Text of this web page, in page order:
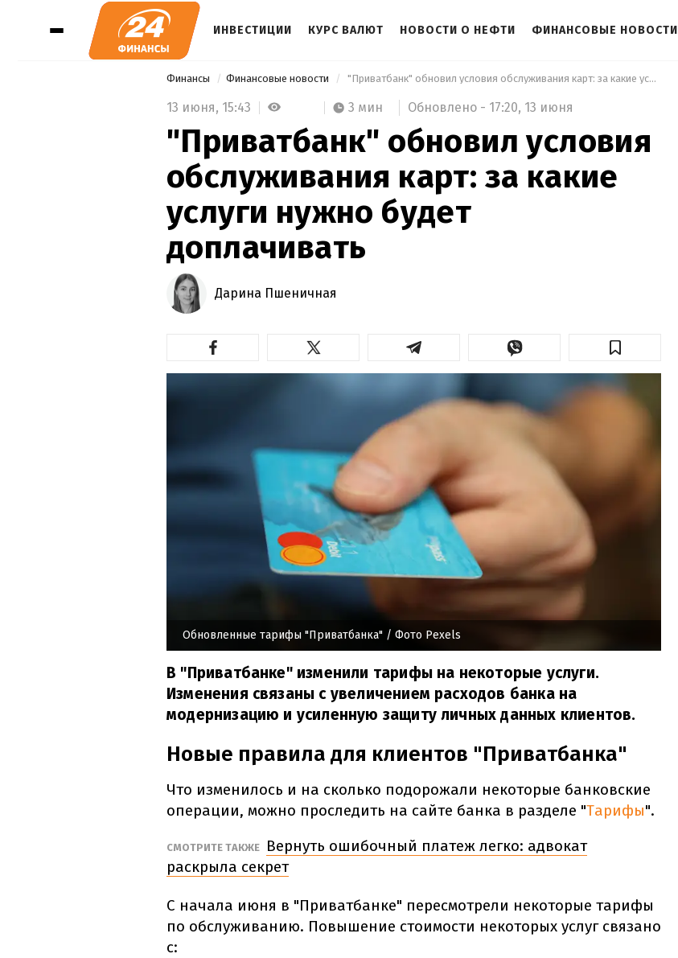
ИНВЕСТИЦИИ КУРС ВАЛЮТ НОВОСТИ О НЕФТИ ФИНАНСОВЫЕ НОВОСТИ
Финансы Финансовые новости "Приватбанк" обновил условия обслуживания карт: за какие услуги нужно будет доплачивать
13 июня, 15:43 3 мин Обновлено - 17:20, 13 июня
"Приватбанк" обновил условия
обслуживания карт: за какие
услуги нужно будет
доплачивать
Дарина Пшеничная
Обновленные тарифы "Приватбанка" / Фото Pexels
В "Приватбанке" изменили тарифы на некоторые услуги.
Изменения связаны с увеличением расходов банка на
модернизацию и усиленную защиту личных данных клиентов.
Новые правила для клиентов "Приватбанка"
Что изменилось и на сколько подорожали некоторые банковские
операции, можно проследить на сайте банка в разделе "Тарифы".
СМОТРИТЕ ТАКЖЕ
Вернуть ошибочный платеж легко: адвокат
раскрыла секрет
С начала июня в "Приватбанке" пересмотрели некоторые тарифы
по обслуживанию. Повышение стоимости некоторых услуг связано
с: